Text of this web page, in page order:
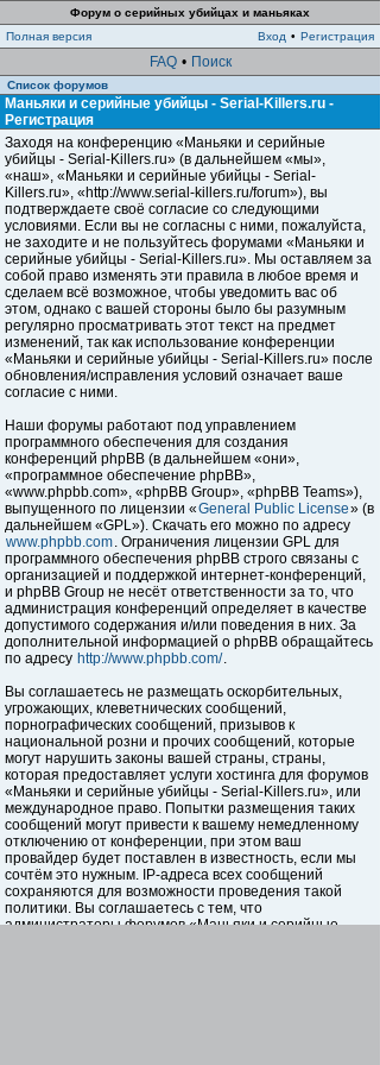
Форум о серийных убийцах и маньяках
Полная версия
Вход • Регистрация
FAQ • Поиск
Список форумов
Маньяки и серийные убийцы - Serial-Killers.ru -
Регистрация
Заходя на конференцию «Маньяки и серийные
убийцы - Serial-Killers.ru» (в дальнейшем «мы»,
«наш», «Маньяки и серийные убийцы - Serial-
Killers.ru», «http://www.serial-killers.ru/forum»), вы
подтверждаете своё согласие со следующими
условиями. Если вы не согласны с ними, пожалуйста,
не заходите и не пользуйтесь форумами «Маньяки и
серийные убийцы - Serial-Killers.ru». Мы оставляем за
собой право изменять эти правила в любое время и
сделаем всё возможное, чтобы уведомить вас об
этом, однако с вашей стороны было бы разумным
регулярно просматривать этот текст на предмет
изменений, так как использование конференции
«Маньяки и серийные убийцы - Serial-Killers.ru» после
обновления/исправления условий означает ваше
согласие с ними.
Наши форумы работают под управлением
программного обеспечения для создания
конференций phpBB (в дальнейшем «они»,
«программное обеспечение phpBB»,
«www.phpbb.com», «phpBB Group», «phpBB Teams»),
выпущенного по лицензии «General Public License» (в
дальнейшем «GPL»). Скачать его можно по адресу
www.phpbb.com. Ограничения лицензии GPL для
программного обеспечения phpBB строго связаны с
организацией и поддержкой интернет-конференций,
и phpBB Group не несёт ответственности за то, что
администрация конференций определяет в качестве
допустимого содержания и/или поведения в них. За
дополнительной информацией о phpBB обращайтесь
по адресу http://www.phpbb.com/.
Вы соглашаетесь не размещать оскорбительных,
угрожающих, клеветнических сообщений,
порнографических сообщений, призывов к
национальной розни и прочих сообщений, которые
могут нарушить законы вашей страны, страны,
которая предоставляет услуги хостинга для форумов
«Маньяки и серийные убийцы - Serial-Killers.ru», или
международное право. Попытки размещения таких
сообщений могут привести к вашему немедленному
отключению от конференции, при этом ваш
провайдер будет поставлен в известность, если мы
сочтём это нужным. IP-адреса всех сообщений
сохраняются для возможности проведения такой
политики. Вы соглашаетесь с тем, что
администраторы форумов «Маньяки и серийные